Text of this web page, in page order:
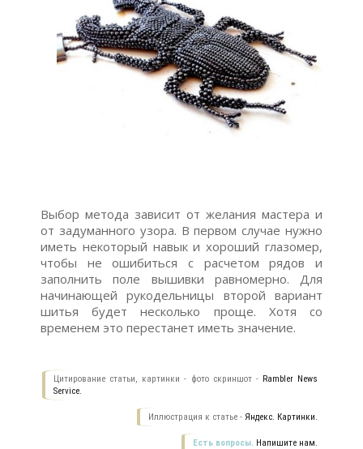
Выбор метода зависит от желания мастера и
от задуманного узора. В первом случае нужно
иметь некоторый навык и хороший глазомер,
чтобы не ошибиться с расчетом рядов и
заполнить поле вышивки равномерно. Для
начинающей рукодельницы второй вариант
шитья будет несколько проще. Хотя со
временем это перестанет иметь значение.
Цитирование статьи, картинки - фото скриншот - Rambler News
Service.
Иллюстрация к статье - Яндекс. Картинки.
Есть вопросы. Напишите нам.